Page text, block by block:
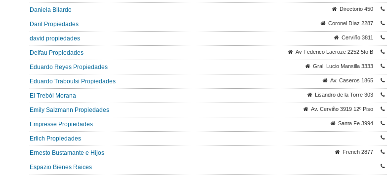
Daniela Bilardo Directorio 450
Daril Propiedades Coronel Díaz 2287
david propiedades Cerviño 3811
Delfau Propiedades Av Federico Lacroze 2252 5to B
Eduardo Reyes Propiedades Gral. Lucio Mansilla 3333
Eduardo Traboulsi Propiedades Av. Caseros 1865
El Treból Morana Lisandro de la Torre 303
Emily Salzmann Propiedades Av. Cerviño 3919 12º Piso
Empresse Propiedades Santa Fe 3994
Erlich Propiedades
Ernesto Bustamante e Hijos French 2877
Espazio Bienes Raices